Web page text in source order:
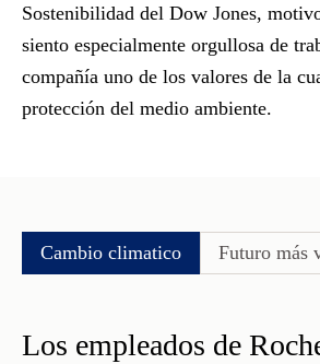
Sostenibilidad del Dow Jones,
siento especialmente orgullosa de
compañía uno de los valores de la
protección del medio ambiente.
Cambio climatico Futuro más
Los empleados de